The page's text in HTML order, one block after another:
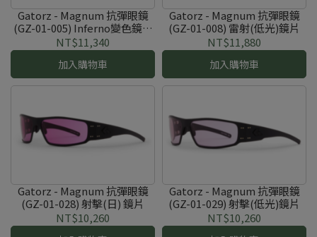
Gatorz - Magnum 抗彈眼鏡
(GZ-01-005) Inferno變色鏡片
帶防霧功能
NT$11,340
加入購物車
Gatorz - Magnum 抗彈眼鏡
(GZ-01-008) 雷射(低光)鏡片
NT$11,880
加入購物車
Gatorz - Magnum 抗彈眼鏡
(GZ-01-028) 射擊(日) 鏡片
NT$10,260
Gatorz - Magnum 抗彈眼鏡
(GZ-01-029) 射擊(低光)鏡片
NT$10,260